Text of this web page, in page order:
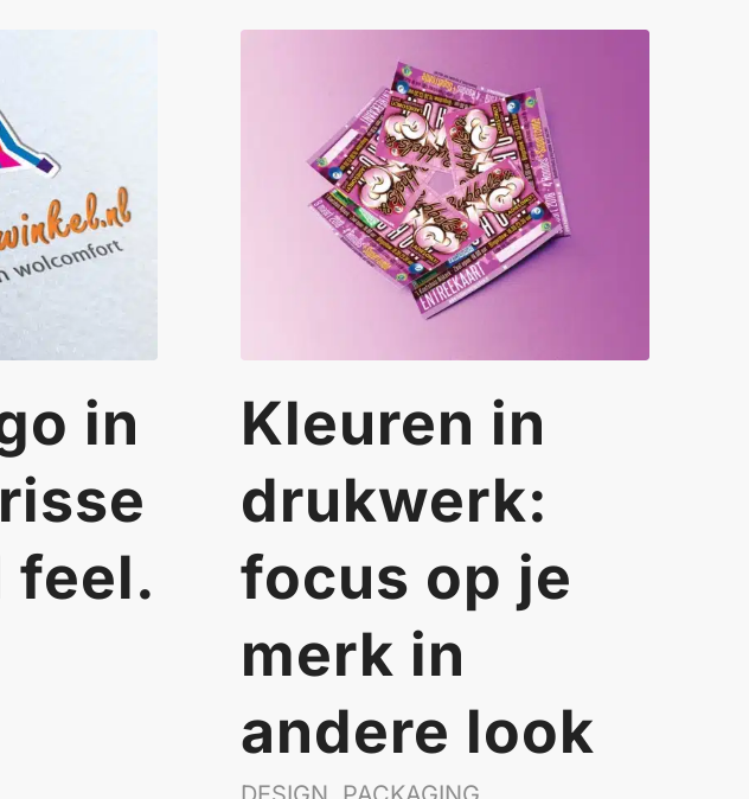
in
feel.
Kleuren in
drukwerk:
focus op je
merk in
andere look